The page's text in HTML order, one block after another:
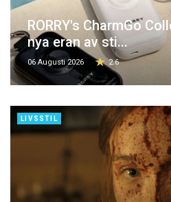
RORRY's CharmGo
nya eran av sti...
06 Augusti 2026 2.6
LIVSSTIL